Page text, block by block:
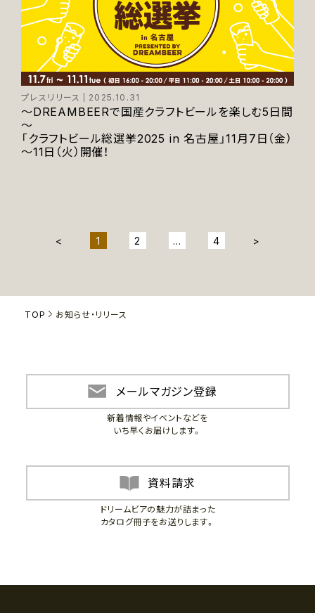
プレスリリース 2025.10.31
～DREAMBEERで国産クラフトビールを楽しむ5日間
～
「クラフトビール総選挙2025 in 名古屋」11月7日（金）
～11日（火）開催！
< 1 2 … 4 >
TOP お知らせ・リリース
メールマガジン登録
新着情報やイベントなどを
いち早くお届けします。
資料請求
ドリームビアの魅力が詰まった
カタログ冊子をお送りします。